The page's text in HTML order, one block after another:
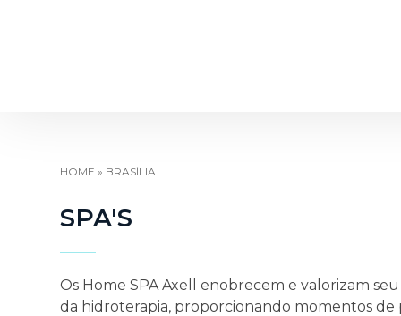
HOME » BRASÍLIA
SPA'S
Os Home SPA Axell enobrecem e valorizam
da hidroterapia, proporcionando momentos